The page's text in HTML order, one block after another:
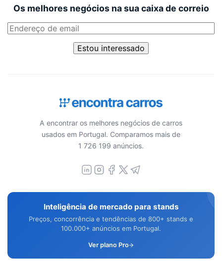
Os melhores negócios na sua caixa de correio
Estou interessado
A encontrar os melhores negócios de carros
usados em Portugal. Comparamos mais de
1 726 199 anúncios.
Inteligência de mercado para stands
Preços, concorrência e tendências de 800+ stands e
100.000+ anúncios em Portugal.
Ver plano Pro